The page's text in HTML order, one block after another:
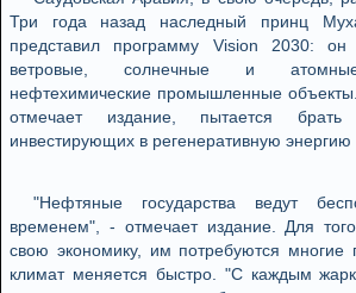
Три года назад наследный принц
представил программу Vision 2030: он
ветровые, солнечные и атомные
нефтехимические промышленные
отмечает издание, пытается
инвестирующих в регенеративную энергию
"Нефтяные государства ведут
временем", - отмечает издание. Для
свою экономику, им потребуются многие
климат меняется быстро. "С каждым